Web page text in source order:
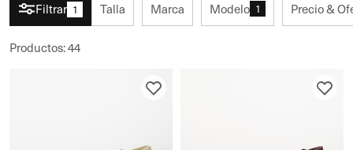
Filtrar 1 Talla Marca Modelo 1 Precio &
Productos:44